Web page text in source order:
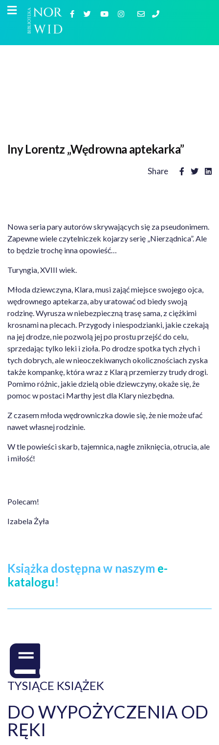
Iny Lorentz „Wędrowna aptekarka”
Share
Nowa seria pary autorów skrywających się za pseudonimem.
Zapewne wiele czytelniczek kojarzy serię „Nierządnica”. Ale
to będzie trochę inna opowieść…
Turyngia, XVIII wiek.
Młoda dziewczyna, Klara, musi zająć miejsce swojego ojca,
wędrownego aptekarza, aby uratować od biedy swoją
rodzinę. Wyrusza w niebezpieczną trasę sama, z ciężkimi
krosnami na plecach. Przygody i niespodzianki, jakie czekają
na jej drodze, nie pozwolą jej po prostu przejść do celu,
sprzedając tylko leki i zioła. Po drodze spotka tych złych i
tych dobrych, ale w nieoczekiwanych okolicznościach zyska
także kompankę, która wraz z Klarą przemierzy trudy drogi.
Pomimo różnic, jakie dzielą obie dziewczyny, okaże się, że
pomoc w postaci Marthy jest dla Klary niezbędna.
Z czasem młoda wędrowniczka dowie się, że nie może ufać
nawet własnej rodzinie.
W tle powieści skarb, tajemnica, nagłe zniknięcia, otrucia, ale
i miłość!
Polecam!
Izabela Żyła
Książka dostępna w naszym e-
katalogu!
TYSIĄCE KSIĄŻEK
DO WYPOŻYCZENIA OD
RĘKI